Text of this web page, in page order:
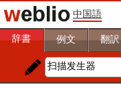
中国語
辞書 例文 翻訳